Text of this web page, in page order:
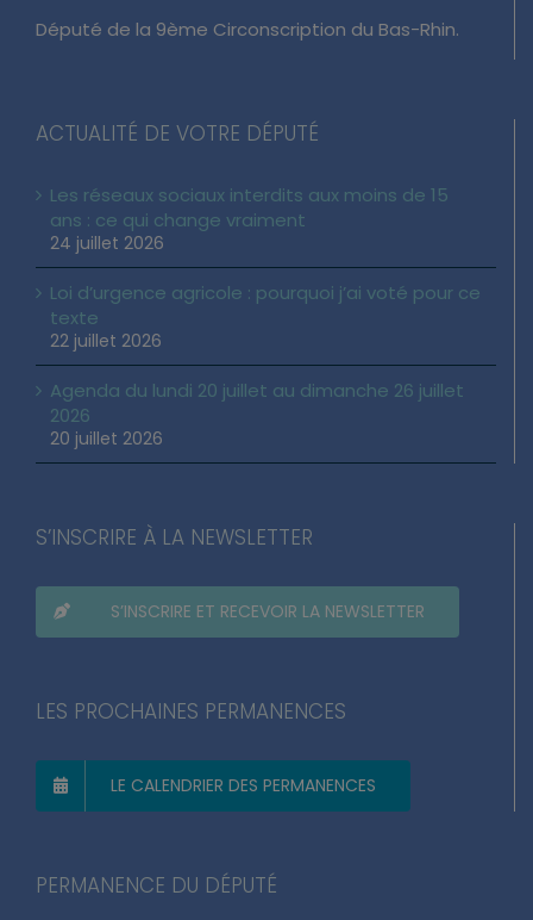
Député de la 9ème Circonscription du Bas-Rhin.
ACTUALITÉ DE VOTRE DÉPUTÉ
Les réseaux sociaux interdits aux moins de 15
ans : ce qui change vraiment
24 juillet 2026
Loi d’urgence agricole : pourquoi j’ai voté pour ce
texte
22 juillet 2026
Agenda du lundi 20 juillet au dimanche 26 juillet
2026
20 juillet 2026
S’INSCRIRE À LA NEWSLETTER
S’INSCRIRE ET RECEVOIR LA NEWSLETTER
LES PROCHAINES PERMANENCES
LE CALENDRIER DES PERMANENCES
PERMANENCE DU DÉPUTÉ